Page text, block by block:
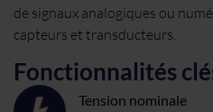
de signaux analogiques ou
capteurs et transducteurs.
Fonctionnalités
Tension nominale